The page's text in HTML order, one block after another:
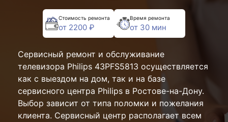
Стоимость ремонта
от 2200 ₽
Время ремонта
от 30 мин
Сервисный ремонт и обслуживание
телевизора Philips 43PFS5813 осуществляется
как с выездом на дом, так и на базе
сервисного центра Philips в Ростове-на-Дону.
Выбор зависит от типа поломки и пожелания
клиента. Сервисный центр располагает всем